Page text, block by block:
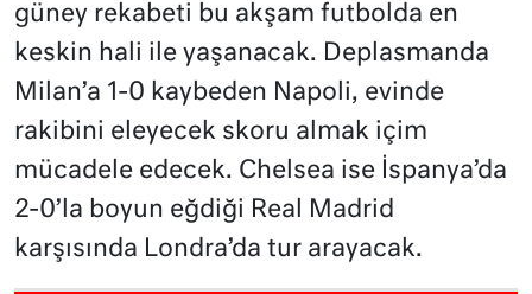
güney rekabeti bu akşam futbolda en
keskin hali ile yaşanacak. Deplasmanda
Milan’a 1-0 kaybeden Napoli, evinde
rakibini eleyecek skoru almak içim
mücadele edecek. Chelsea ise İspanya’da
2-0’la boyun eğdiği Real Madrid
karşısında Londra’da tur arayacak.